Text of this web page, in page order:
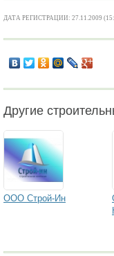
ДАТА РЕГИСТРАЦИИ: 27.11.2009
Другие
ООО Строй-Ин